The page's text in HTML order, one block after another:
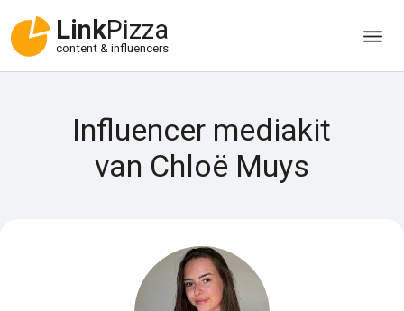
LinkPizza
content & influencers
Influencer mediakit
van Chloë Muys